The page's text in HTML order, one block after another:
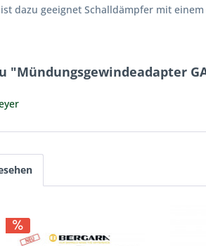
dazu geeignet Schalldämpfer mit